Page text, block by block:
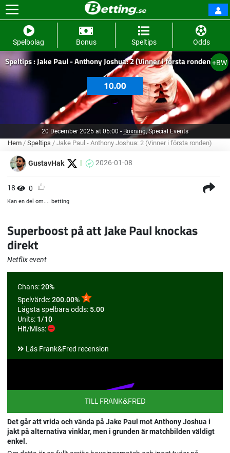
Spelbolag Bonus Speltips Odds
+BW
Speltips : Jake Paul - Anthony Joshua: 2 (Vinner i första ronden)
10.00
20 December 2025 at 05:00 - Boxning, Special Events
Hem / Speltips / Jake Paul - Anthony Joshua: 2 (Vinner i första ronden)
GustavHak 2026-01-08
18 0
Kan en del om.... betting
Superboost på att Jake Paul knockas
direkt
Netflix event
Chans:20%
Spelvärde:200.00%
Lägsta spelbara odds: 5.00
Units: 1/10
Hit/Miss:
Läs Frank&Fred recension
TILL FRANK&FRED
Det går att vrida och vända på Jake Paul mot Anthony Joshua i
jakt på alternativa vinklar, men i grunden är matchbilden väldigt
enkel.